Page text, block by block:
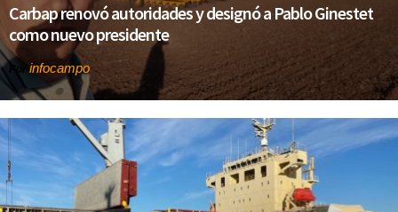
Carbap renovó autoridades y designó a Pablo Ginestet
como nuevo presidente
Por infocampo